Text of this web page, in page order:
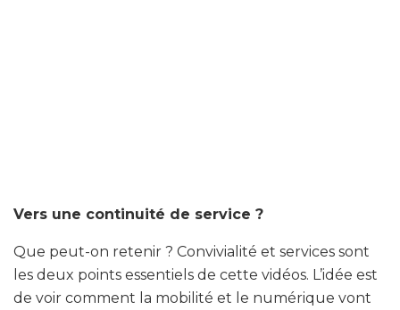
Vers une continuité de service ?
Que peut-on retenir ? Convivialité et services sont
les deux points essentiels de cette vidéos. L’idée est
de voir comment la mobilité et le numérique vont